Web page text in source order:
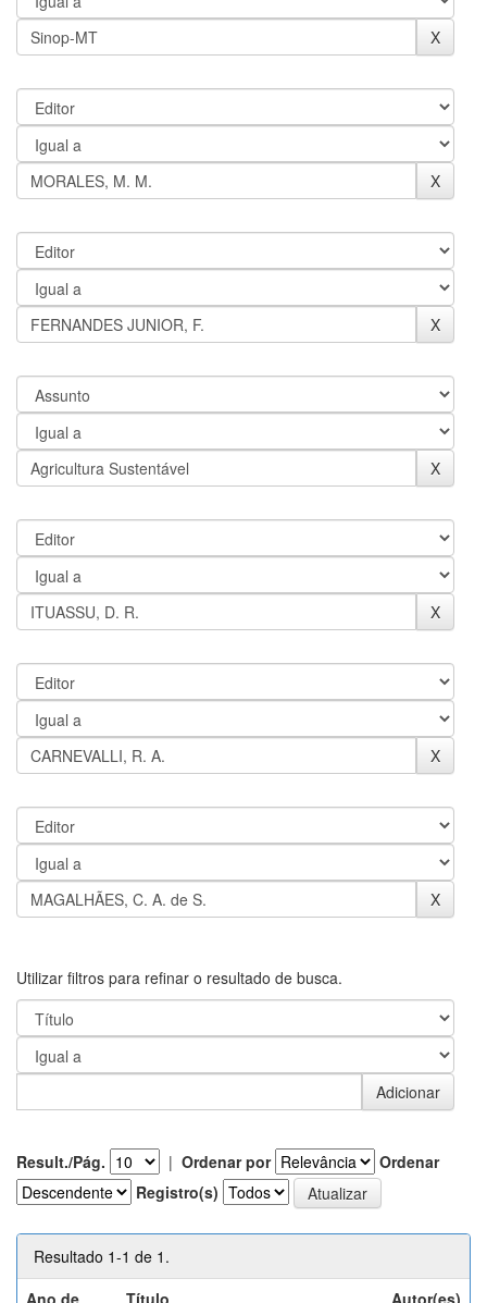
Utilizar filtros para refinar o resultado de busca.
Result./Pág. | Ordenar por
Ordenar
Registro(s)
Resultado 1-1 de 1.
Ano de
Título Autor(es)